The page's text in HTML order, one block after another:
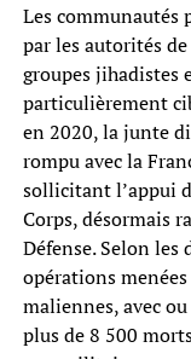
Les communautés
par les autorités
groupes jihadistes
particulièrement
en 2020, la junte
rompu avec la
sollicitant l’appui
Corps, désormais
Défense. Selon les
opérations
maliennes, avec
plus de 8 500